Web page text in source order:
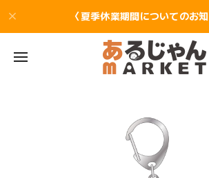
〈夏季休業期間についてのお知